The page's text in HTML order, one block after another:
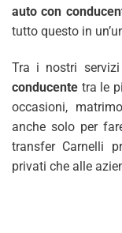
auto con
tutto questo in
Tra i nostri
conducente tra le
occasioni,
anche solo per
transfer Carnelli
privati che alle